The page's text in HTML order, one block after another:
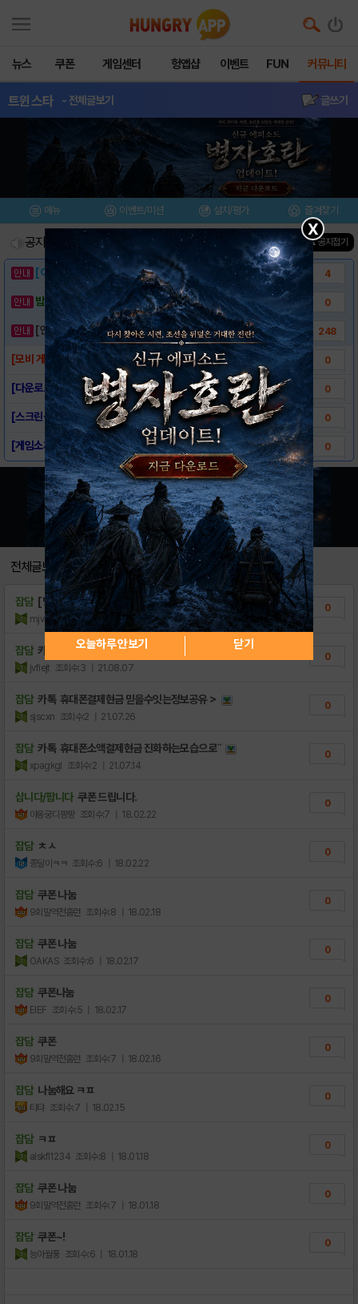
뉴스 쿠폰 게임센터 헝앱샵 이벤트 FUN 커뮤니티
트윈스타 - 전체글보기 글쓰기
메뉴 이벤트/미션 설치/평가 즐겨찾기
공지사항 진행중인 이벤트0건 ▲ 공지접기
[이벤트] 웃음으로 매일매일 해피! 유머 게시.. 4
밥알이의 헝앱통신 ⑲ “밥알이, 드디어 멀티를.. 0
[안내] 헝그리앱 필수 상식! 밥알 획득 안내.. 248
[모비 게임쿠폰] 트윈스타 0
[다운로드링크] - 트윈스타 0
[스크린샷] - 트윈스타 0
[게임소개] - 트윈스타 0
전체글보기
잡담 [방송소식] 티몬 오리지널 웹드라마 '수미네..
mjvll 조회수:3 | 22.09.20
0
잡담 카톡 구글결제현금 해답찾다가날샐뻔했음±
jvfiejt 조회수:3 | 21.08.07
0
잡담 카톡 휴대폰결제현금 믿을수잇는정보공유＞
sjscxn 조회수:2 | 21.07.26
0
잡담 카톡 휴대폰소액결제현금 진화하는모습으로¨
xpagkgl 조회수:2 | 21.07.14
0
삽니다/팝니다 쿠폰 드립니다.
야옹궁디팡팡 조회수:7 | 18.02.22
0
잡담 ㅊㅅ
종달이ㅋㅋ 조회수:6 | 18.02.22
0
잡담 쿠폰 나눔
9회말역전홈런 조회수:8 | 18.02.18
0
잡담 쿠폰 나눔
OAKAS 조회수:6 | 18.02.17
0
잡담 쿠폰나눔
EIEF 조회수:5 | 18.02.17
0
잡담 쿠폰
9회말역전홈런 조회수:7 | 18.02.16
0
잡담 나눔해요 ㅋㅍ
티탸 조회수:7 | 18.02.15
0
잡담 ㅋㅍ
alskfl1234 조회수:8 | 18.01.18
0
잡담 쿠폰 나눔
9회말역전홈런 조회수:7 | 18.01.18
0
잡담 쿠폰~!
능아월풍 조회수:6 | 18.01.18
0
X
오늘하루 안보기 닫기